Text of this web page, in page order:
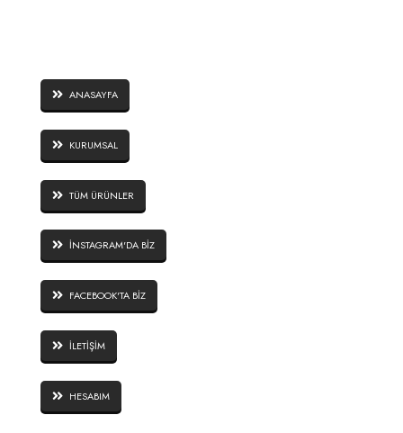
ANASAYFA
KURUMSAL
TÜM ÜRÜNLER
İNSTAGRAM'DA BİZ
FACEBOOK'TA BİZ
İLETİŞİM
HESABIM